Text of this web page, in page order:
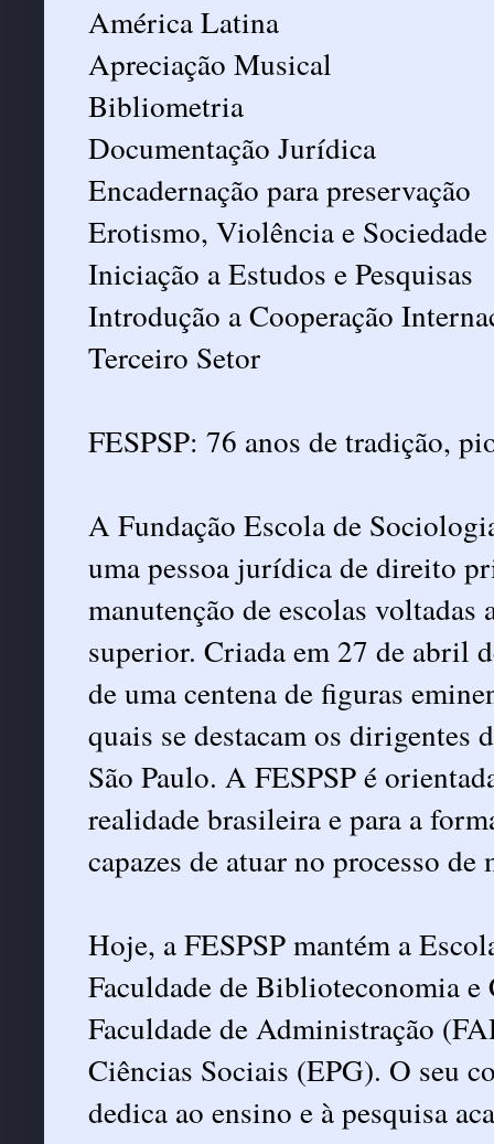
América Latina
Apreciação Musical
Bibliometria
Documentação Jurídica
Encadernação para preservação
Erotismo, Violência e Sociedade
Iniciação a Estudos e Pesquisas
Introdução a Cooperação
Terceiro Setor
FESPSP: 76 anos de tradição,
A Fundação Escola de
uma pessoa jurídica de direito
manutenção de escolas
superior. Criada em 27 de abril
de uma centena de figuras
quais se destacam os dirigentes
São Paulo. A FESPSP é
realidade brasileira e para a
capazes de atuar no processo
Hoje, a FESPSP mantém a
Faculdade de Biblioteconomia
Faculdade de Administração
Ciências Sociais (EPG). O seu
dedica ao ensino e à pesquisa